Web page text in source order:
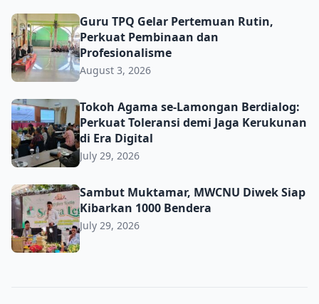
Guru TPQ Gelar Pertemuan Rutin, Perkuat Pembinaan
Guru TPQ Gelar Pertemuan Rutin,
Perkuat Pembinaan dan
Profesionalisme
August 3, 2026
Tokoh Agama se-Lamongan Berdialog: Perkuat
Tokoh Agama se-Lamongan Berdialog:
Perkuat Toleransi demi Jaga Kerukunan
di Era Digital
July 29, 2026
Sambut Muktamar, MWCNU Diwek Siap Kibarkan 1000
Sambut Muktamar, MWCNU Diwek Siap
Kibarkan 1000 Bendera
July 29, 2026